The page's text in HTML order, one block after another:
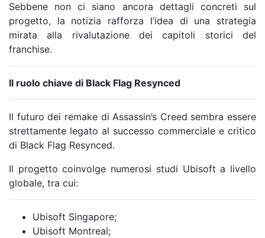
Sebbene non ci siano ancora dettagli concreti sul
progetto, la notizia rafforza l’idea di una strategia
mirata alla rivalutazione dei capitoli storici del
franchise.
Il ruolo chiave di Black Flag Resynced
Il futuro dei remake di Assassin’s Creed sembra essere
strettamente legato al successo commerciale e critico
di Black Flag Resynced.
Il progetto coinvolge numerosi studi Ubisoft a livello
globale, tra cui:
Ubisoft Singapore;
Ubisoft Montreal;